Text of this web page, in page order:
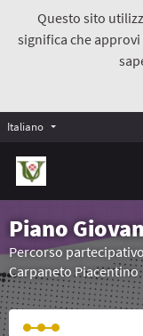
Questo sito
significa che
Italiano
Piano
Percorso
Carpaneto Piacentino